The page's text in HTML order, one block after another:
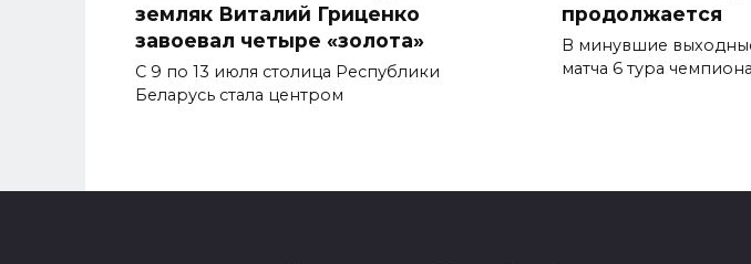
земляк Виталий Гриценко
завоевал четыре «золота»
С 9 по 13 июля столица Республики
Беларусь стала центром
продолжается
В минувшие
матча 6 тура